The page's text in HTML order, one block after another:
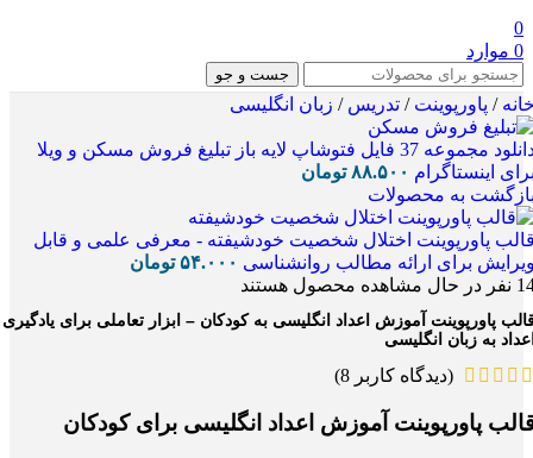
0
0 موارد
جست و جو
/ پاورپوینت/ تدریس/ زبان انگلیسی
دانلود مجموعه 37 فایل فتوشاپ لایه باز تبلیغ فروش مسکن و ویلا
اینستاگرام ۸۸.۵۰۰ تومان
به محصولات
پاورپوینت اختلال شخصیت خودشیفته - معرفی علمی و قابل
برای ارائه مطالب روانشناسی ۵۴.۰۰۰ تومان
نفر در حال مشاهده محصول هستند
پاورپوینت آموزش اعداد انگلیسی به کودکان – ابزار تعاملی برای یادگیری
به زبان انگلیسی
(دیدگاه کاربر 8
)
پاورپوینت آموزش اعداد انگلیسی برای کودکان